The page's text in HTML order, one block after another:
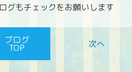
グもチェックをお願いします
ブログ
TOP